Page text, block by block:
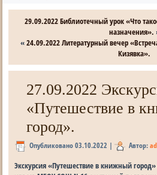
29.09.2022 Библиотечный урок «Что
назначения».
«24.09.2022 Литературный вечер
Кизявка».
27.09.2022
«Путешествие в
город».
Опубликовано 03.10.2022 | Автор:
Экскурсия «Путешествие в книжный